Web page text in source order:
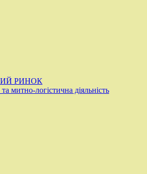
РИНОК
логістична діяльність